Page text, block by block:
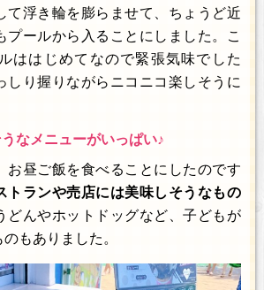
浮き輪を膨らませて、ちょうど近
プールから入ることにしました。こ
ははじめてなので緊張気味でした
しり握りながらニコニコ楽しそうに
なメニューがいっぱい♪
お昼ご飯を食べることにしたのです
トランや売店には美味しそうなもの
んやホットドッグなど、子どもが
もありました。